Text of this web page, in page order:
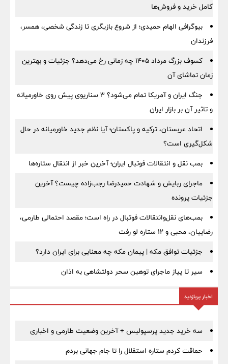
کامل خرید و فروش‌ها
بیوگرافی الهام حمیدی؛ از شروع بازیگری تا زندگی شخصی، همسر،
فرزندان
کسوف بزرگ مرداد ۱۴۰۵ چه زمانی رخ می‌دهد؟ جزئیات و بهترین
زمان تماشای آن
جنگ ایران و آمریکا تمام می‌شود؟ ۳ سناریوی پیش روی خاورمیانه
و تاثیر آن بر بازار ایران
اتحاد عربستان، ترکیه و پاکستان؛ آیا نظم جدید خاورمیانه در حال
شکل‌گیری است؟
بمب نقل‌ و انتقالات فوتبال ایران؛ آخرین خبر از انتقال ستاره‌ها
ماجرای ربایش و شهادت حمیدرضا رجب‌زاده چیست؟ آخرین
جزئیات پرونده
بمب‌های نقل‌وانتقالات فوتبال در راه است؛ مقصد احتمالی طارمی،
رضاییان، محبی و ۱۲ ستاره لو رفت
جزئیات توافق مکه | پیمان مکه چه معنایی برای ایران دارد؟
سیر تا پیاز ماجرای توهین سحر دولتشاهی به اذان
اخبار پربازدید
سه خرید جدید پرسپولیس + آخرین وضعیت طارمی و اخباری
حماقت کردم ستاره استقلال را تا جام جهانی بردم